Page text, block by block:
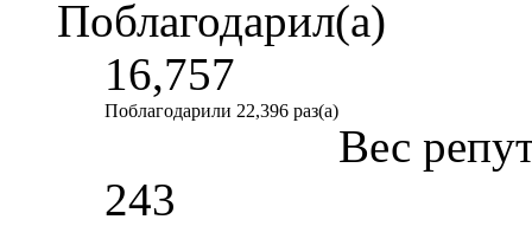
Поблагодарил(а)
16,757
Поблагодарили 22,396 раз(а)
Вес
243